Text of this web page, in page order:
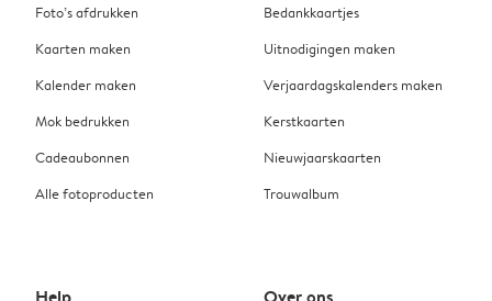
Foto’s afdrukken
Kaarten maken
Kalender maken
Mok bedrukken
Cadeaubonnen
Alle fotoproducten
Bedankkaartjes
Uitnodigingen maken
Verjaardagskalenders maken
Kerstkaarten
Nieuwjaarskaarten
Trouwalbum